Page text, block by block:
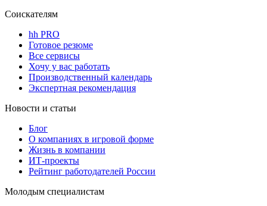
Соискателям
hh PRO
Готовое резюме
Все сервисы
Хочу у вас работать
Производственный календарь
Экспертная рекомендация
Новости и статьи
Блог
О компаниях в игровой форме
Жизнь в компании
ИТ-проекты
Рейтинг работодателей России
Молодым специалистам